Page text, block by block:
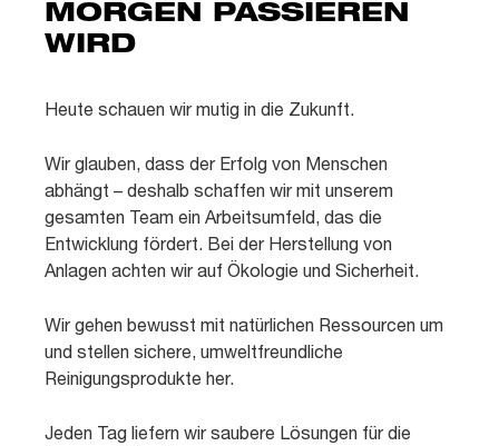
MORGEN PASSIEREN
WIRD
Heute schauen wir mutig in die Zukunft.
Wir glauben, dass der Erfolg von Menschen
abhängt – deshalb schaffen wir mit unserem
gesamten Team ein Arbeitsumfeld, das die
Entwicklung fördert. Bei der Herstellung von
Anlagen achten wir auf Ökologie und Sicherheit.
Wir gehen bewusst mit natürlichen Ressourcen um
und stellen sichere, umweltfreundliche
Reinigungsprodukte her.
Jeden Tag liefern wir saubere Lösungen für die